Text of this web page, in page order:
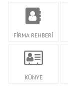
FİRMA REHBERİ
KÜNYE